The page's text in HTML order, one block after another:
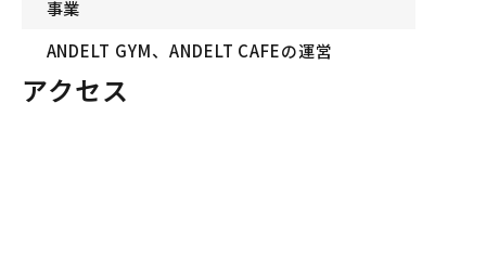
事業
ANDELT GYM、ANDELT CAFEの運営
アクセス